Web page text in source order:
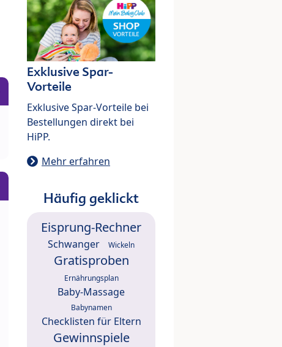
Exklusive Spar-
Vorteile
Exklusive Spar-Vorteile bei
Bestellungen direkt bei
HiPP.
Mehr erfahren
Häufig geklickt
Eisprung-Rechner
Schwanger Wickeln
Gratisproben
Ernährungsplan
Baby-Massage
Babynamen
Checklisten für Eltern
Gewinnspiele